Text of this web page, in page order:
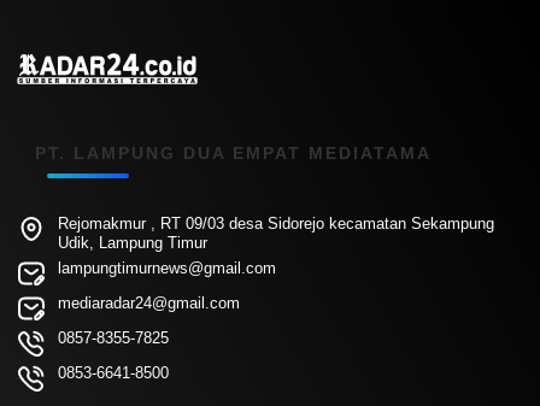
PT. LAMPUNG DUA EMPAT MEDIATAMA
Rejomakmur , RT 09/03 desa Sidorejo kecamatan Sekampung
Udik, Lampung Timur
lampungtimurnews@gmail.com
mediaradar24@gmail.com
0857-8355-7825
0853-6641-8500